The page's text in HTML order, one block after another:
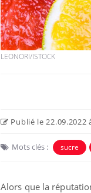
LEONORI/ISTOCK
Publié le 22.09.2022
Mots clés : sucre
Alors que la